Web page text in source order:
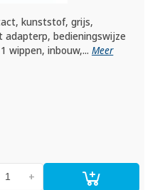
kunststof, grijs,
bedieningswijze
wippen, inbouw,...Meer
+